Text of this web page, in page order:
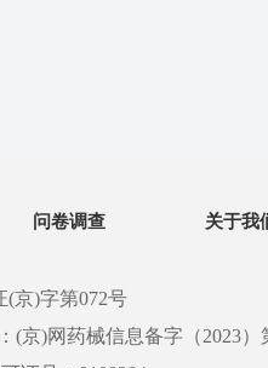
问卷调查 关于我
(京)字第072号
(京)网药械信息备字（2023）